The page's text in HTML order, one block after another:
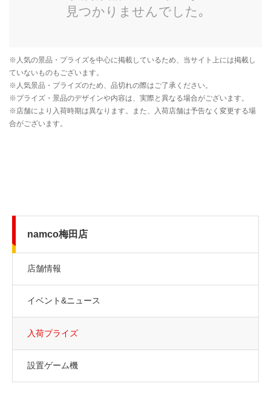
namco梅田店
店舗情報
イベント&ニュース
入荷プライズ
設置ゲーム機